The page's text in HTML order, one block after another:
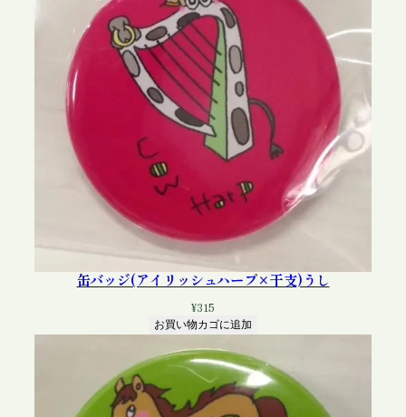
缶バッジ(アイリッシュハープ×干支)うし
¥315
お買い物カゴに追加